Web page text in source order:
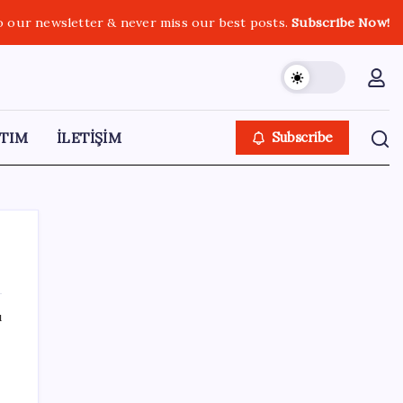
our newsletter & never miss our best posts.Subscribe Now!
İLETİŞİM Subscribe